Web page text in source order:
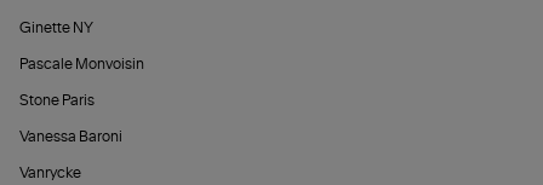
Ginette NY
Pascale Monvoisin
Stone Paris
Vanessa Baroni
Vanrycke